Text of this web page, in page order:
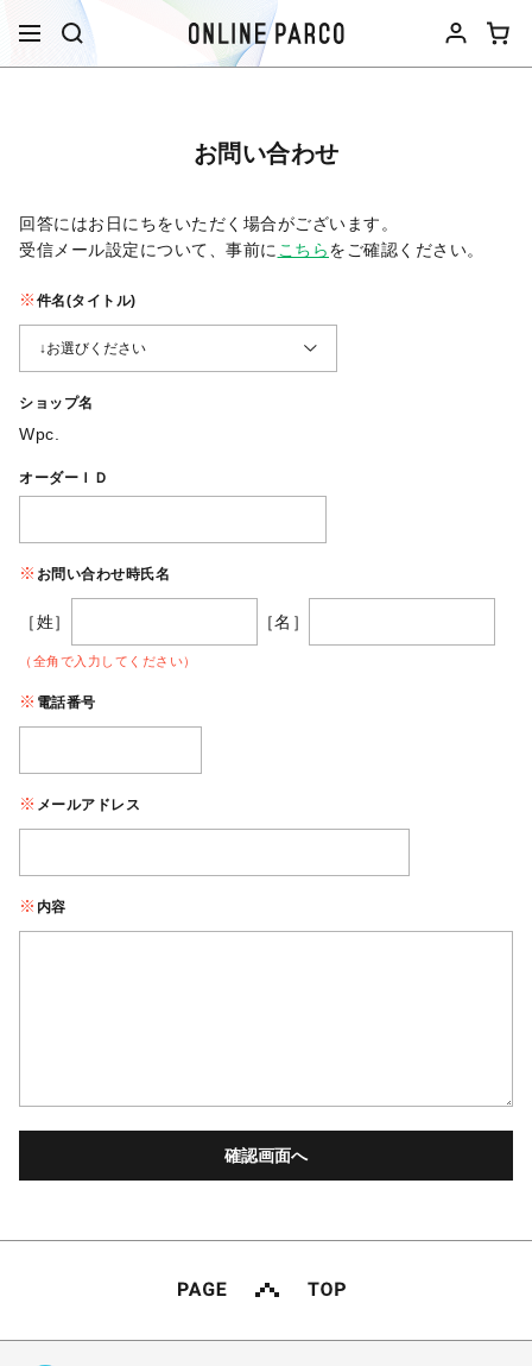
お問い合わせ
回答にはお日にちをいただく場合がございます。
受信メール設定について、事前に こちらをご確認ください。​
件名(タイトル)
ショップ名
Wpc.
オーダーＩＤ
お問い合わせ時氏名
［姓］ ［名］
（全角で入力してください）
電話番号
メールアドレス
内容